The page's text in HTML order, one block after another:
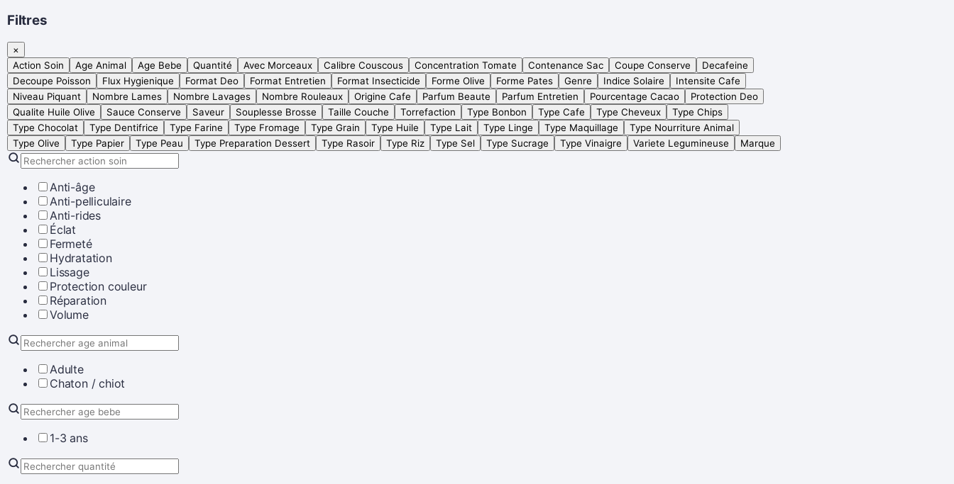
Filtres
×
Action Soin
Age Animal Age Bebe Quantité Avec Morceaux Calibre Couscous Concentration Tomate Contenance Sac Coupe Conserve
Decafeine
Decoupe Poisson
Flux Hygienique Format Deo Format Entretien Format Insecticide Forme Olive Forme Pates Genre Indice Solaire
Intensite Cafe
Niveau Piquant
Nombre Lames Nombre Lavages Nombre Rouleaux Origine Cafe Parfum Beaute Parfum Entretien Pourcentage Cacao
Protection Deo
Qualite Huile Olive
Sauce Conserve Saveur Souplesse Brosse Taille Couche Torrefaction Type Bonbon Type Cafe Type Cheveux
Type Chips
Type Chocolat
Type Dentifrice Type Farine Type Fromage Type Grain Type Huile Type Lait Type Linge Type Maquillage
Type Nourriture Animal
Type Olive
Type Papier Type Peau Type Preparation Dessert Type Rasoir Type Riz Type Sel Type Sucrage Type Vinaigre Variete Legumineuse Marque
Anti-âge
Anti-pelliculaire
Anti-rides
Éclat
Fermeté
Hydratation
Lissage
Protection couleur
Réparation
Volume
Adulte
Chaton / chiot
1-3 ans